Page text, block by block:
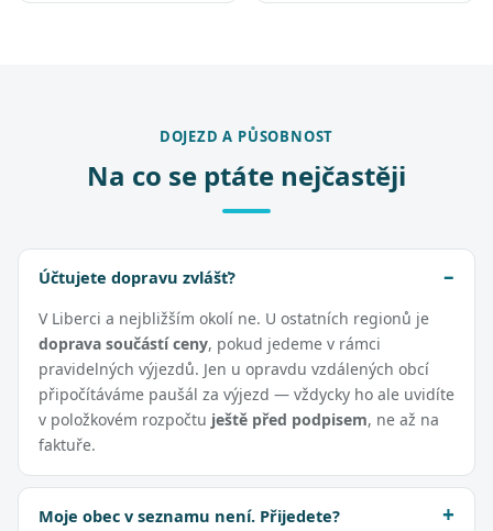
DOJEZD A PŮSOBNOST
Na co se ptáte nejčastěji
Účtujete dopravu zvlášť?
V Liberci a nejbližším okolí ne. U ostatních regionů je
doprava součástí ceny, pokud jedeme v rámci
pravidelných výjezdů. Jen u opravdu vzdálených obcí
připočítáváme paušál za výjezd — vždycky ho ale uvidíte
v položkovém rozpočtu ještě před podpisem, ne až na
faktuře.
Moje obec v seznamu není. Přijedete?